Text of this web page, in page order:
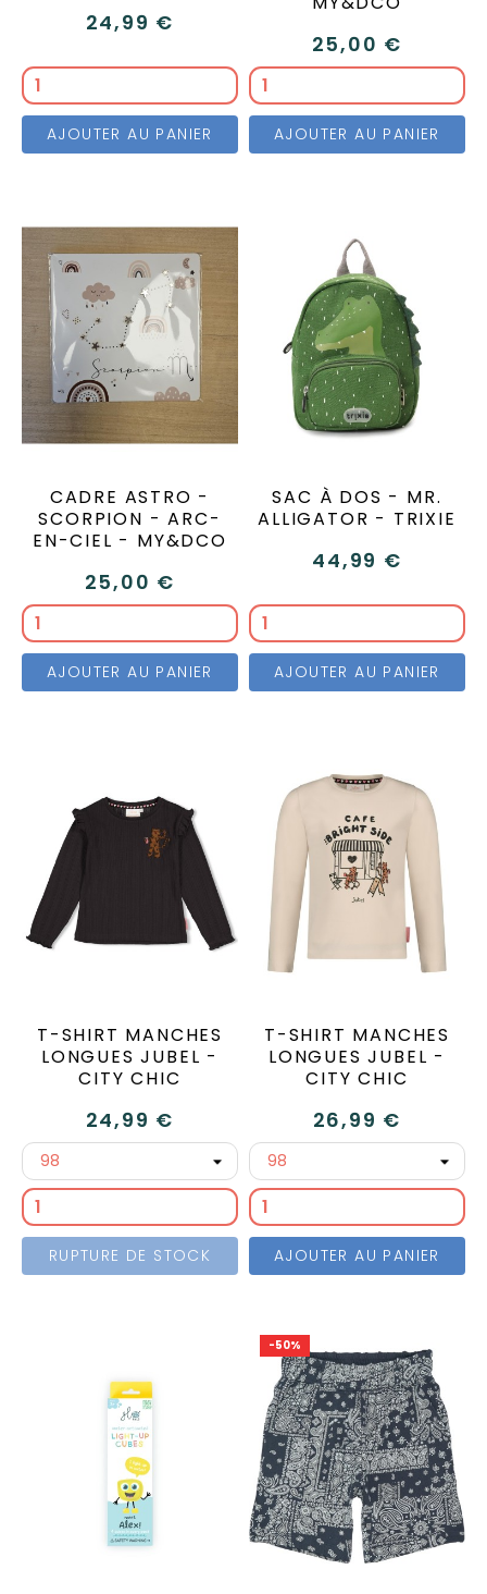
24,99 €
AJOUTER AU PANIER
25,00 €
AJOUTER AU PANIER
CADRE ASTRO -
SCORPION - ARC-
EN-CIEL - MY&DCO
25,00 €
AJOUTER AU PANIER
SAC À DOS - MR.
ALLIGATOR - TRIXIE
44,99 €
AJOUTER AU PANIER
T-SHIRT MANCHES
LONGUES JUBEL -
CITY CHIC
24,99 €
RUPTURE DE STOCK
T-SHIRT MANCHES
LONGUES JUBEL -
CITY CHIC
26,99 €
AJOUTER AU PANIER
-50%